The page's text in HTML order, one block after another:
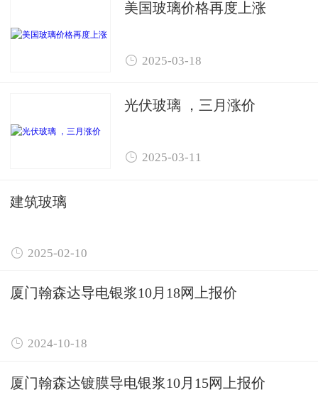
美国玻璃价格再度上涨
 2025-03-18
光伏玻璃 ，三月涨价
 2025-03-11
建筑玻璃
 2025-02-10
厦门翰森达导电银浆10月18网上报价
 2024-10-18
厦门翰森达镀膜导电银浆10月15网上报价